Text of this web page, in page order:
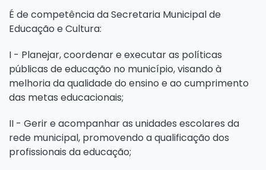
É de competência da Secretaria Municipal de
Educação e Cultura:
I - Planejar, coordenar e executar as políticas
públicas de educação no município, visando à
melhoria da qualidade do ensino e ao cumprimento
das metas educacionais;
II - Gerir e acompanhar as unidades escolares da
rede municipal, promovendo a qualificação dos
profissionais da educação;